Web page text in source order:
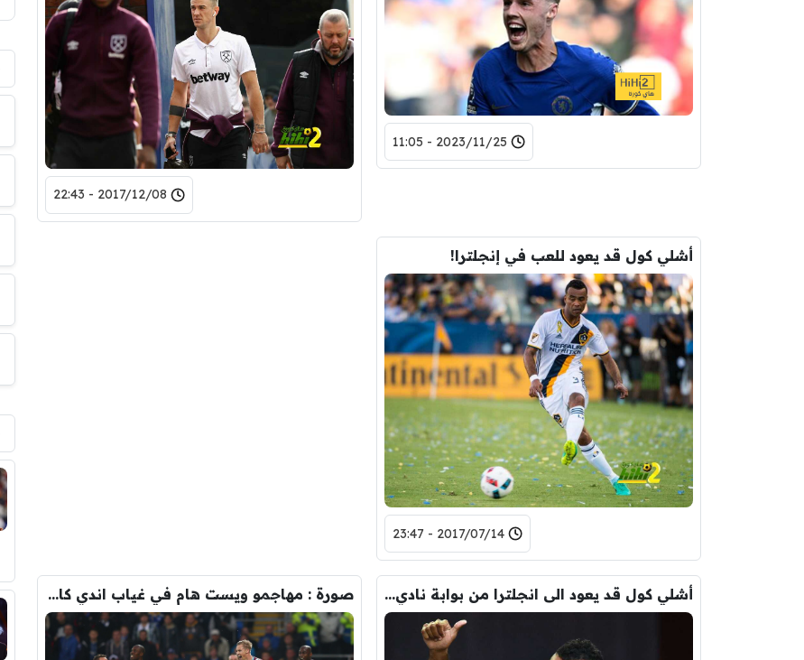
2023/11/25 - 11:05
2017/12/08 - 22:43
أشلي كول قد يعود للعب في إنجلترا!
2017/07/14 - 23:47
أشلي كول قد يعود الى انجلترا من بوابة نادي كبير صورة : مهاجمو ويست هام في غياب اندي كارول